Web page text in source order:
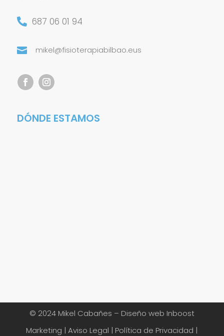
 687 06 01 94
 mikel@fisioterapiabilbao.eus
DÓNDE ESTAMOS
© 2024 Mikel Cabañes – Diseño web Inboost
Marketing |Aviso Legal | Política de Privacidad |